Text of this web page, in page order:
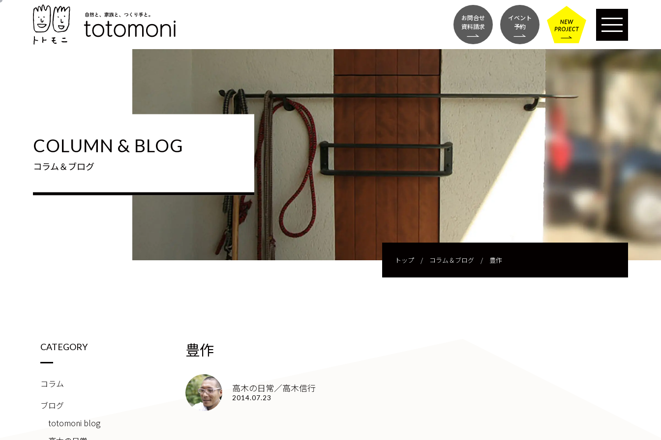
お問合せ
資料請求
イベント
予約
COLUMN & BLOG
コラム＆ブログ
トップ/ コラム＆ブログ / 豊作
豊作
高木の日常／高木信行
2014.07.23
CATEGORY
コラム
ブログ
totomoni blog